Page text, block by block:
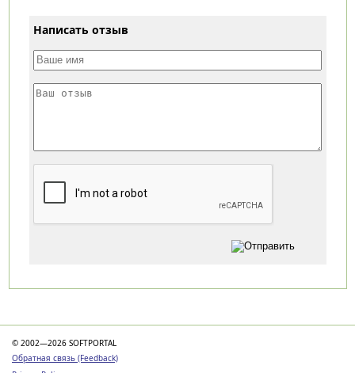
Написать отзыв
© 2002—2026 SOFTPORTAL
Обратная связь (Feedback)